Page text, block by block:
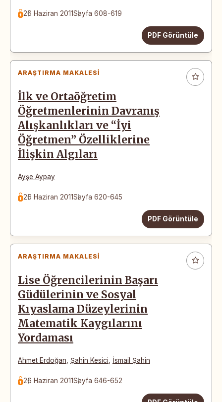
26 Haziran 2011Sayfa 608-619
PDF Görüntüle
ARAŞTIRMA MAKALESI
İlk ve Ortaöğretim
Öğretmenlerinin Davranış
Alışkanlıkları ve “İyi
Öğretmen” Özelliklerine
İlişkin Algıları
Ayşe Aypay
26 Haziran 2011Sayfa 620-645
PDF Görüntüle
ARAŞTIRMA MAKALESI
Lise Öğrencilerinin Başarı
Güdülerinin ve Sosyal
Kıyaslama Düzeylerinin
Matematik Kaygılarını
Yordaması
Ahmet Erdoğan Şahin Kesici İsmail Şahin
26 Haziran 2011Sayfa 646-652